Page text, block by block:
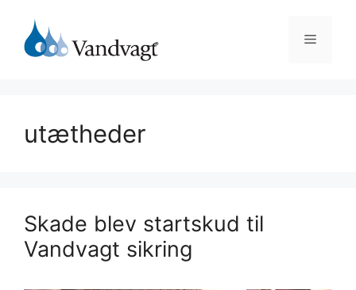
indhold
Menu
utætheder
Skade blev startskud til
Vandvagt sikring